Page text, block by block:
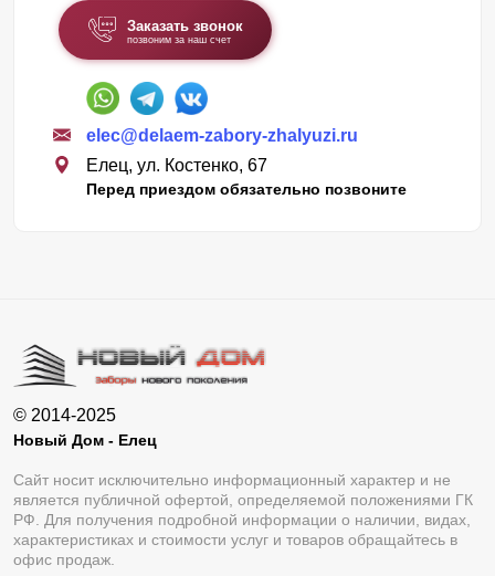
Заказать звонок
позвоним за наш счет
elec@delaem-zabory-zhalyuzi.ru
Елец, ул. Костенко, 67
Перед приездом обязательно позвоните
© 2014-2025
Новый Дом - Елец
Сайт носит исключительно информационный характер и не
является публичной офертой, определяемой положениями ГК
РФ. Для получения подробной информации о наличии, видах,
характеристиках и стоимости услуг и товаров обращайтесь в
офис продаж.